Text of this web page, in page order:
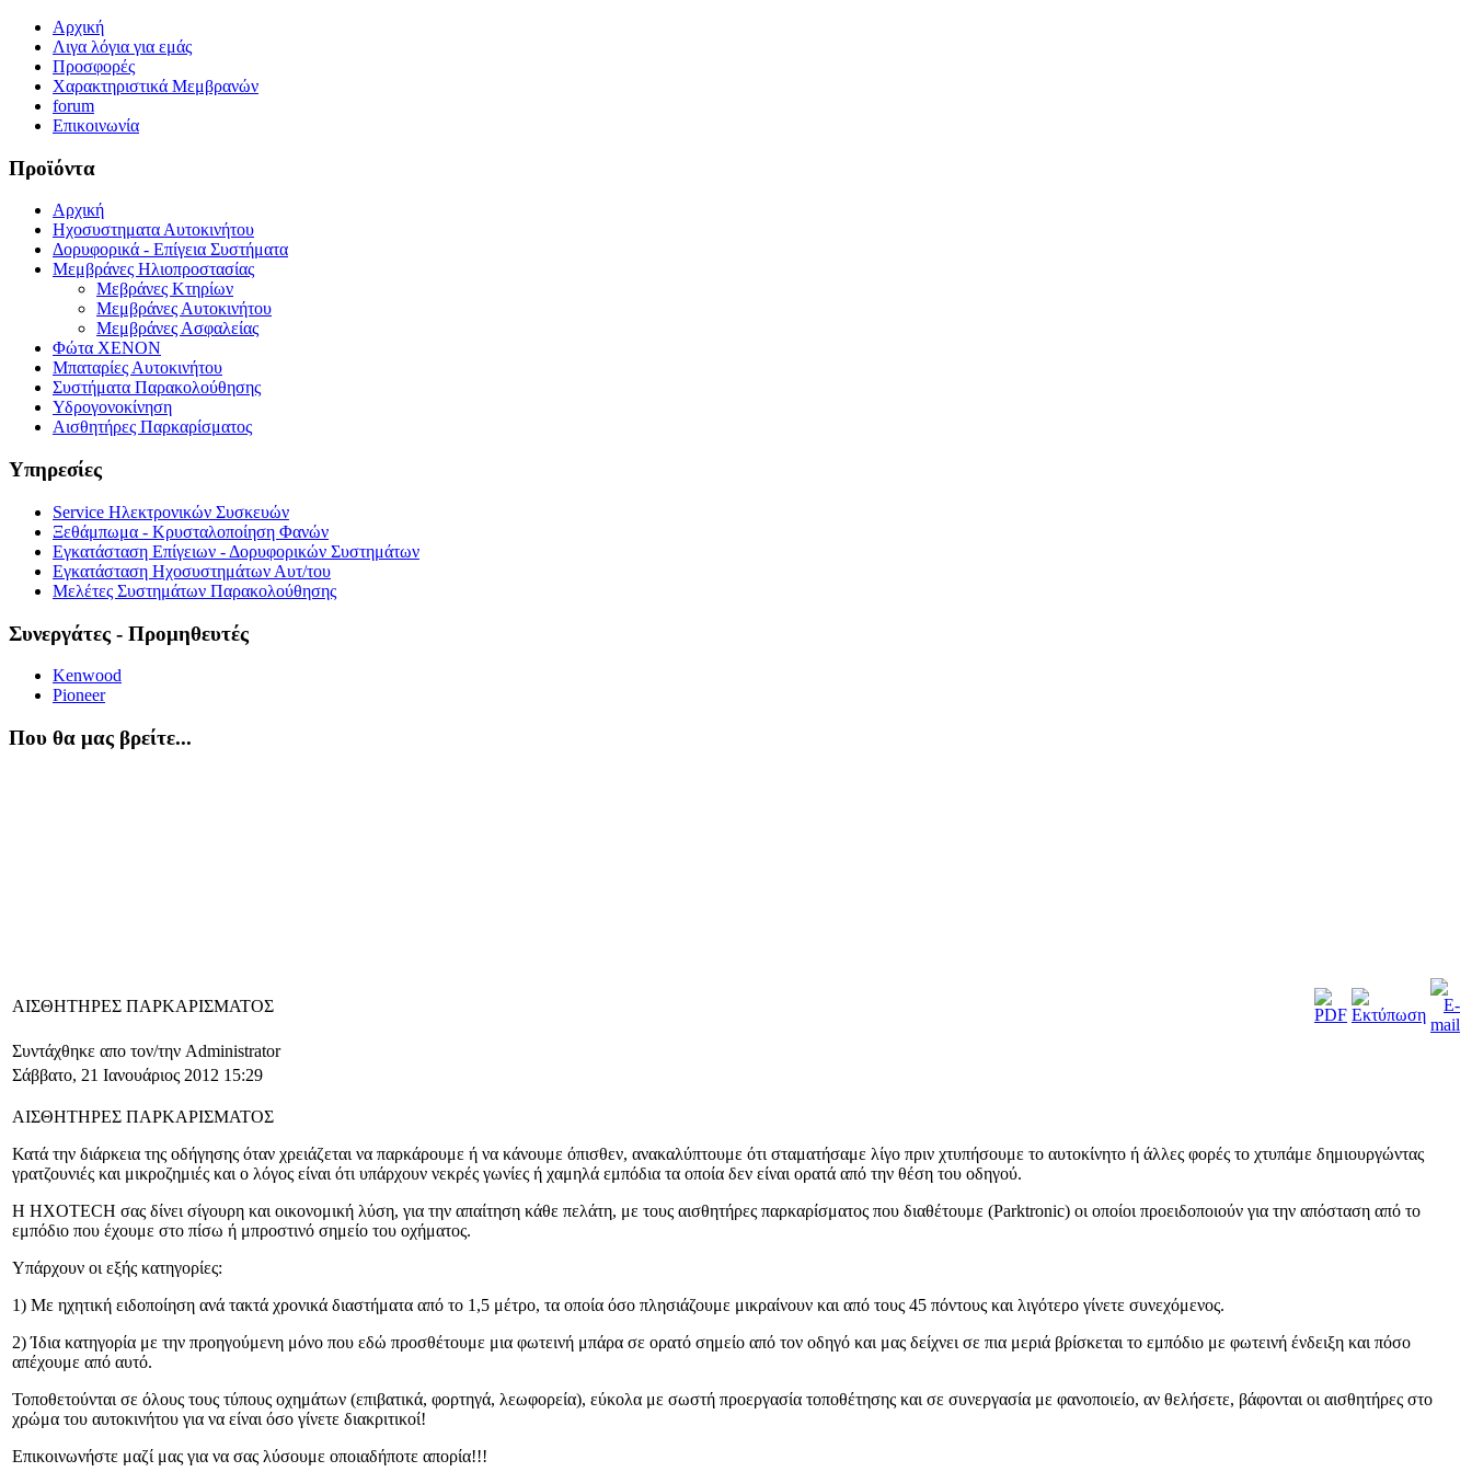
Αρχική
Λιγα λόγια για εμάς
Προσφορές
Χαρακτηριστικά Μεμβρανών
forum
Επικοινωνία
Προϊόντα
Αρχική
Ηχοσυστηματα Αυτοκινήτου
Δορυφορικά - Επίγεια Συστήματα
Μεμβράνες Ηλιοπροστασίας
Μεβράνες Κτηρίων
Μεμβράνες Αυτοκινήτου
Μεμβράνες Ασφαλείας
Φώτα XENON
Μπαταρίες Αυτοκινήτου
Συστήματα Παρακολούθησης
Υδρογονοκίνηση
Αισθητήρες Παρκαρίσματος
Υπηρεσίες
Service Ηλεκτρονικών Συσκευών
Ξεθάμπωμα - Κρυσταλοποίηση Φανών
Εγκατάσταση Επίγειων - Δορυφορικών Συστημάτων
Εγκατάσταση Ηχοσυστημάτων Αυτ/του
Μελέτες Συστημάτων Παρακολούθησης
Συνεργάτες - Προμηθευτές
Kenwood
Pioneer
Που θα μας βρείτε...
ΑΙΣΘΗΤΗΡΕΣ ΠΑΡΚΑΡΙΣΜΑΤΟΣ
Συντάχθηκε απο τον/την Administrator
Σάββατο, 21 Ιανουάριος 2012 15:29
ΑΙΣΘΗΤΗΡΕΣ ΠΑΡΚΑΡΙΣΜΑΤΟΣ
Κατά την διάρκεια της οδήγησης όταν χρειάζεται να παρκάρουμε ή να κάνουμε όπισθεν, ανακαλύπτουμε ότι σταματήσαμε λίγο πριν χτυπήσουμε το αυτοκίνητο ή άλλες φορές το χτυπάμε δημιουργώντας
γρατζουνιές και μικροζημιές και ο λόγος είναι ότι υπάρχουν νεκρές γωνίες ή χαμηλά εμπόδια τα οποία δεν είναι ορατά από την θέση του οδηγού.
Η HXOTECH σας δίνει σίγουρη και οικονομική λύση, για την απαίτηση κάθε πελάτη, με τους αισθητήρες παρκαρίσματος που διαθέτουμε (Parktronic) οι οποίοι προειδοποιούν για την απόσταση από το
εμπόδιο που έχουμε στο πίσω ή μπροστινό σημείο του οχήματος.
Υπάρχουν οι εξής κατηγορίες:
1) Με ηχητική ειδοποίηση ανά τακτά χρονικά διαστήματα από το 1,5 μέτρο, τα οποία όσο πλησιάζουμε μικραίνουν και από τους 45 πόντους και λιγότερο γίνετε συνεχόμενος.
2) Ίδια κατηγορία με την προηγούμενη μόνο που εδώ προσθέτουμε μια φωτεινή μπάρα σε ορατό σημείο από τον οδηγό και μας δείχνει σε πια μεριά βρίσκεται το εμπόδιο με φωτεινή ένδειξη και πόσο
απέχουμε από αυτό.
Τοποθετούνται σε όλους τους τύπους οχημάτων (επιβατικά, φορτηγά, λεωφορεία), εύκολα με σωστή προεργασία τοποθέτησης και σε συνεργασία με φανοποιείο, αν θελήσετε, βάφονται οι αισθητήρες στο
χρώμα του αυτοκινήτου για να είναι όσο γίνετε διακριτικοί!
Επικοινωνήστε μαζί μας για να σας λύσουμε οποιαδήποτε απορία!!!